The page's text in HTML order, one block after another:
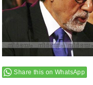
Share this on WhatsApp